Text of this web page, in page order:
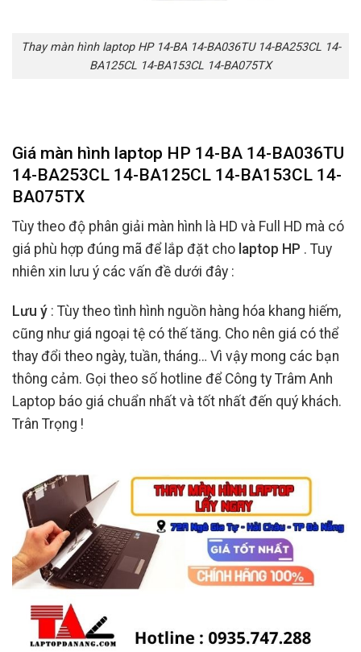
Thay màn hình laptop HP 14-BA 14-BA036TU 14-BA253CL 14-
BA125CL 14-BA153CL 14-BA075TX
Giá màn hình laptop HP 14-BA 14-BA036TU
14-BA253CL 14-BA125CL 14-BA153CL 14-
BA075TX
Tùy theo độ phân giải màn hình là HD và Full HD mà có
giá phù hợp đúng mã để lắp đặt cho laptop HP . Tuy
nhiên xin lưu ý các vấn đề dưới đây :
Lưu ý : Tùy theo tình hình nguồn hàng hóa khang hiếm,
cũng như giá ngoại tệ có thế tăng. Cho nên giá có thể
thay đổi theo ngày, tuần, tháng… Vì vậy mong các bạn
thông cảm. Gọi theo số hotline để Công ty Trâm Anh
Laptop báo giá chuẩn nhất và tốt nhất đến quý khách.
Trân Trọng !